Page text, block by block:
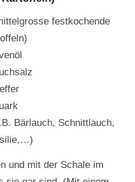
festkochende
Bärlauch, Schnittlauch,
und mit der Schale im